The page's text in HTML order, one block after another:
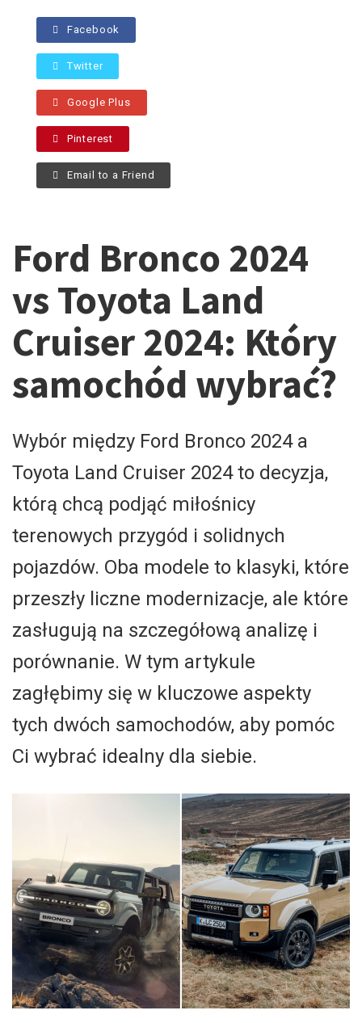
Facebook
Twitter
Google Plus
Pinterest
Email to a Friend
Ford Bronco 2024
vs Toyota Land
Cruiser 2024: Który
samochód wybrać?
Wybór między Ford Bronco 2024 a
Toyota Land Cruiser 2024 to decyzja,
którą chcą podjąć miłośnicy
terenowych przygód i solidnych
pojazdów. Oba modele to klasyki, które
przeszły liczne modernizacje, ale które
zasługują na szczegółową analizę i
porównanie. W tym artykule
zagłębimy się w kluczowe aspekty
tych dwóch samochodów, aby pomóc
Ci wybrać idealny dla siebie.